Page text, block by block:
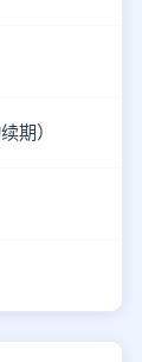
期）